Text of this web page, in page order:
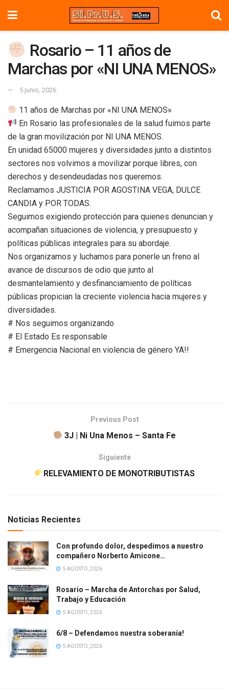
Rosario – 11 años de
Marchas por «NI UNA MENOS»
5 junio, 2026
11 años de Marchas por «NI UNA MENOS»
En Rosario las profesionales de la salud fuimos parte
de la gran movilización por NI UNA MENOS.
En unidad 65000 mujeres y diversidades junto a distintos
sectores nos volvimos a movilizar porque libres, con
derechos y desendeudadas nos queremos.
Reclamamos JUSTICIA POR AGOSTINA VEGA, DULCE
CANDIA y POR TODAS.
Seguimos exigiendo protección para quienes denuncian y
acompañan situaciones de violencia, y presupuesto y
políticas públicas integrales para su abordaje.
Nos organizamos y luchamos para ponerle un freno al
avance de discursos de odio que junto al
desmantelamiento y desfinanciamiento de políticas
públicas propician la creciente violencia hacia mujeres y
diversidades.
# Nos seguimos organizando
# El Estado Es responsable
# Emergencia Nacional en violencia de género YA!!
Previous Post
3J | Ni Una Menos – Santa Fe
Siguiente
RELEVAMIENTO DE MONOTRIBUTISTAS
Noticias Recientes
Con profundo dolor, despedimos a nuestro
compañero Norberto Amicone…
5 AGOSTO, 2026
Rosario – Marcha de Antorchas por Salud,
Trabajo y Educación
5 AGOSTO, 2026
6/8 – Defendamos nuestra soberanía!
5 AGOSTO, 2026